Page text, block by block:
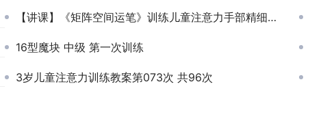
【讲课】《矩阵空间运笔》训练儿童注意力手部精细动作能力 北京全纳教育专注力图卡
16型魔块 中级 第一次训练
3岁儿童注意力训练教案第073次 共96次